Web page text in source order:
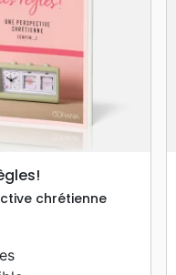
RAPIDE
chrétienne